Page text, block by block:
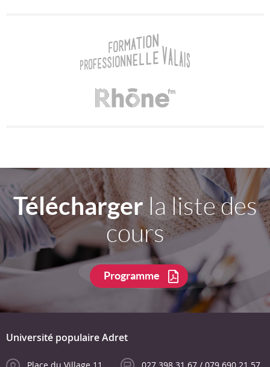
Téléchargerla liste des
cours
Programme
Université populaire Adret